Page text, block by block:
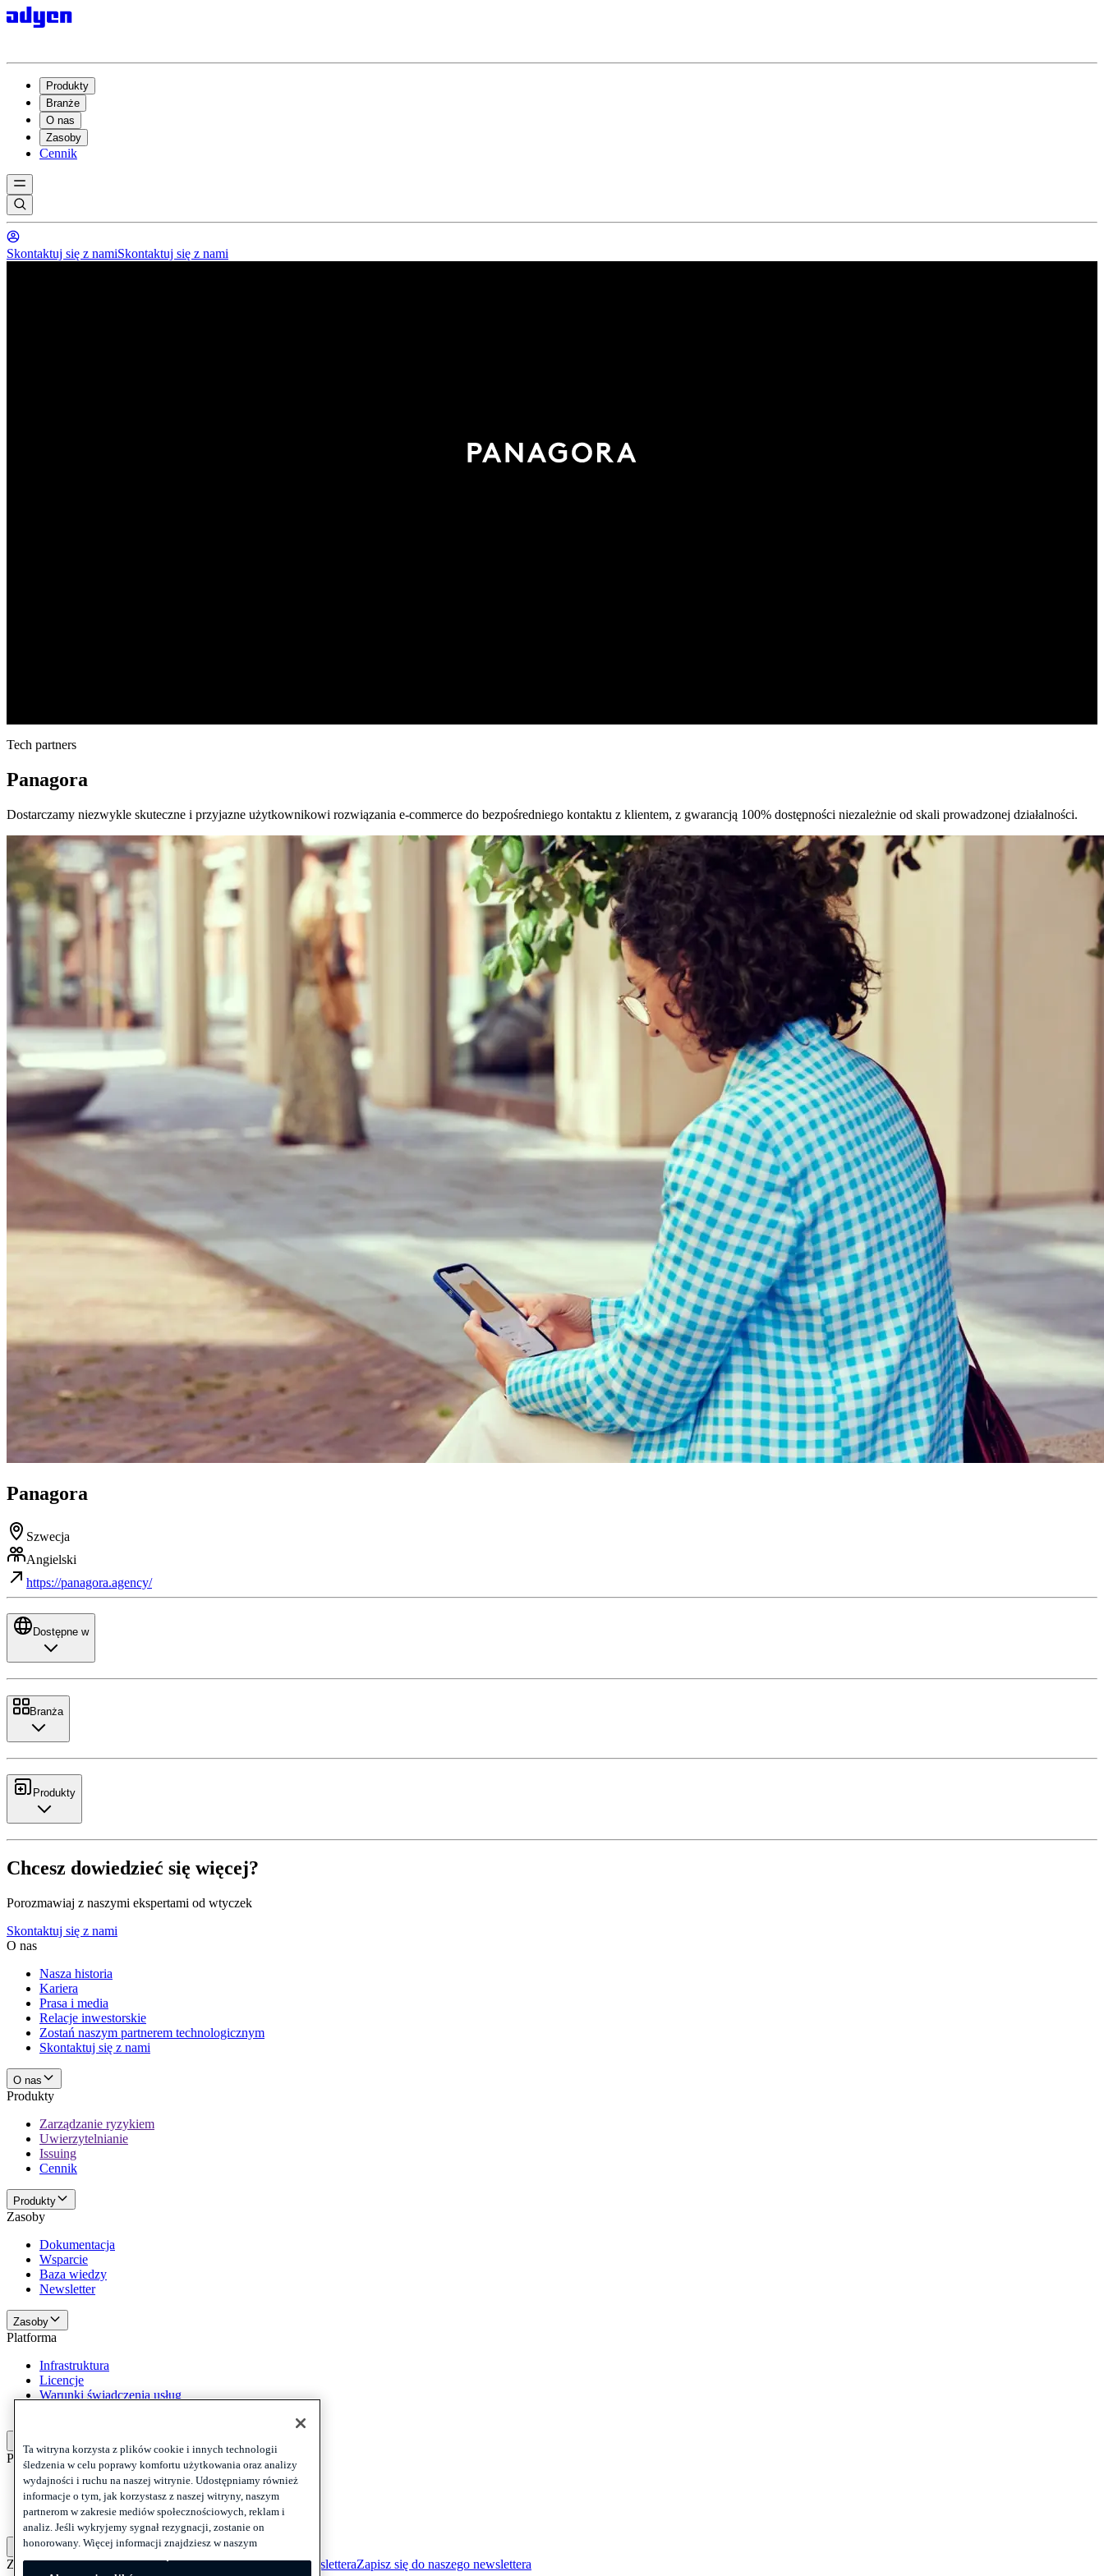
Produkty
Branże
O nas
Zasoby
Cennik
Skontaktuj się z namiSkontaktuj się z nami
Tech partners
Panagora
Dostarczamy niezwykle skuteczne i przyjazne użytkownikowi rozwiązania e-commerce do bezpośredniego kontaktu z klientem, z gwarancją 100% dostępności niezależnie od skali prowadzonej działalności.
Panagora
Szwecja
Angielski
https://panagora.agency/
Dostępne w
Branża
Produkty
Chcesz dowiedzieć się więcej?
Porozmawiaj z naszymi ekspertami od wtyczek
Skontaktuj się z nami
O nas
Nasza historia
Kariera
Prasa i media
Relacje inwestorskie
Zostań naszym partnerem technologicznym
Skontaktuj się z nami
O nas
Produkty
Zarządzanie ryzykiem
Uwierzytelnianie
Issuing
Cennik
Produkty
Zasoby
Dokumentacja
Wsparcie
Baza wiedzy
Newsletter
Zasoby
Platforma
Infrastruktura
Licencje
Warunki świadczenia usług
Polityki i zastrzeżenia
Privacy
Cookies
Disclaimer
Polityki i zastrzeżenia
Zapisz się do naszego newsletteraZapisz się do naszego newsletteraZapisz się do naszego newslettera
Ta witryna korzysta z plików cookie i innych technologii
śledzenia w celu poprawy komfortu użytkowania oraz analizy
wydajności i ruchu na naszej witrynie. Udostępniamy również
informacje o tym, jak korzystasz z naszej witryny, naszym
partnerom w zakresie mediów społecznościowych, reklam i
analiz. Jeśli wykryjemy sygnał rezygnacji, zostanie on
honorowany. Więcej informacji znajdziesz w naszym